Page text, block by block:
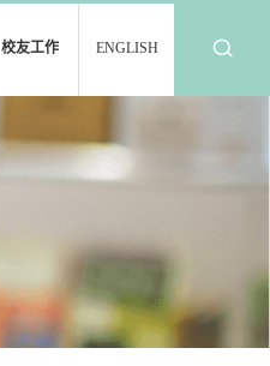
校友工作 ENGLISH